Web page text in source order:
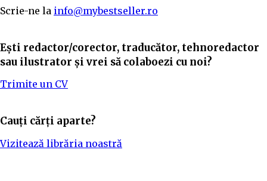
Scrie-ne la info@mybestseller.ro
Ești redactor/corector, traducător, tehnoredactor
sau ilustrator și vrei să colaboezi cu noi?
Trimite un CV
Cauți cărți aparte?
Vizitează librăria noastră